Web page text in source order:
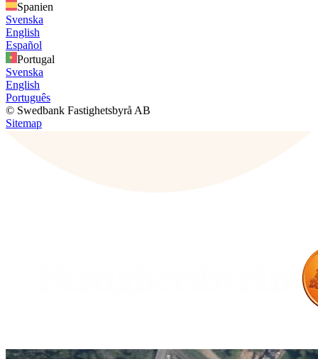
Spanien
Svenska
English
Español
Portugal
Svenska
English
Português
© Swedbank Fastighetsbyrå AB
Sitemap